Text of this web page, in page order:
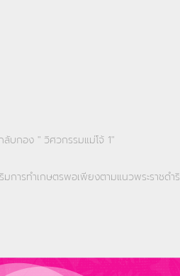
บกอง " วิศวกรรมแม่โจ้ 1"
ารทำเกษตรพอเพียงตามแนวพระราชดำริ